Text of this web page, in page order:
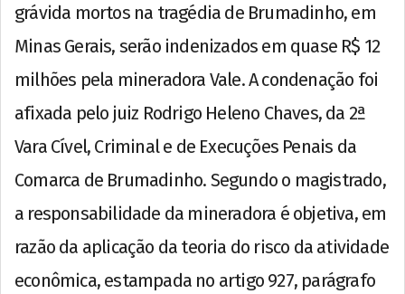
grávida mortos na tragédia de Brumadinho, em
Minas Gerais, serão indenizados em quase R$ 12
milhões pela mineradora Vale. A condenação foi
afixada pelo juiz Rodrigo Heleno Chaves, da 2ª
Vara Cível, Criminal e de Execuções Penais da
Comarca de Brumadinho. Segundo o magistrado,
a responsabilidade da mineradora é objetiva, em
razão da aplicação da teoria do risco da atividade
econômica, estampada no artigo 927, parágrafo